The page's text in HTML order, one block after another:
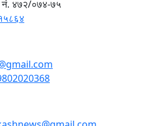
नं. ४७२/०७४-७५